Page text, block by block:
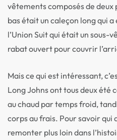
vêtements composés de deux
bas était un caleçon long qui
l’Union Suit qui était un sous-
rabat ouvert pour couvrir
Mais ce qui est intéressant,
Long Johns ont tous deux été
au chaud par temps froid,
corps au frais. Pour savoir
remonter plus loin dans